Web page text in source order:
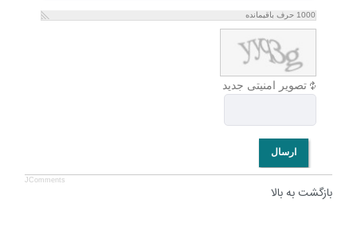
1000 حرف باقیمانده
تصویر امنیتی جدید
ارسال
JComments
بازگشت به بالا